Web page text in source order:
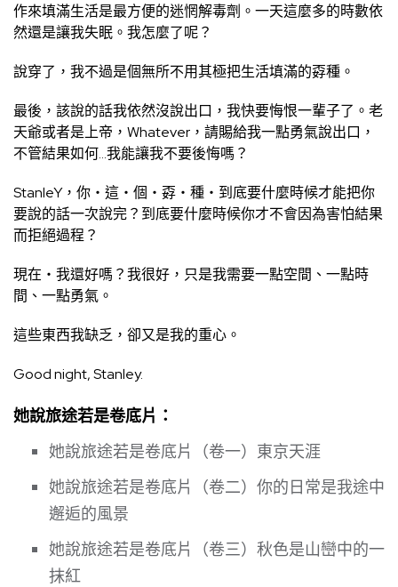
作來填滿生活是最方便的迷惘解毒劑。一天這麼多的時數依
然還是讓我失眠。我怎麼了呢？
說穿了，我不過是個無所不用其極把生活填滿的孬種。
最後，該說的話我依然沒說出口，我快要悔恨一輩子了。老
天爺或者是上帝，Whatever，請賜給我一點勇氣說出口，
不管結果如何…我能讓我不要後悔嗎？
StanleY，你‧這‧個‧孬‧種‧到底要什麼時候才能把你
要說的話一次說完？到底要什麼時候你才不會因為害怕結果
而拒絕過程？
現在‧我還好嗎？我很好，只是我需要一點空間、一點時
間、一點勇氣。
這些東西我缺乏，卻又是我的重心。
Good night, Stanley.
她說旅途若是卷底片：
她說旅途若是卷底片（卷一）東京天涯
她說旅途若是卷底片（卷二）你的日常是我途中
邂逅的風景
她說旅途若是卷底片（卷三）秋色是山巒中的一
抹紅